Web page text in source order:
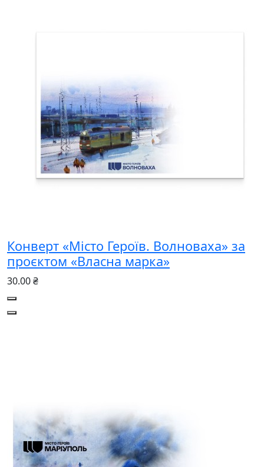
Конверт «Місто Героїв. Волноваха» за
проєктом «Власна марка»
30.00 ₴